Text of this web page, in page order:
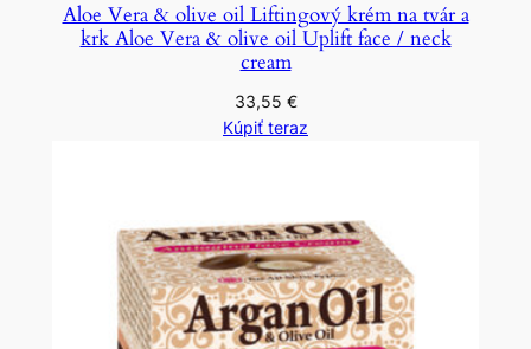
Aloe Vera & olive oil Liftingový krém na tvár a
krk Aloe Vera & olive oil Uplift face / neck
cream
33,55 €
Kúpiť teraz